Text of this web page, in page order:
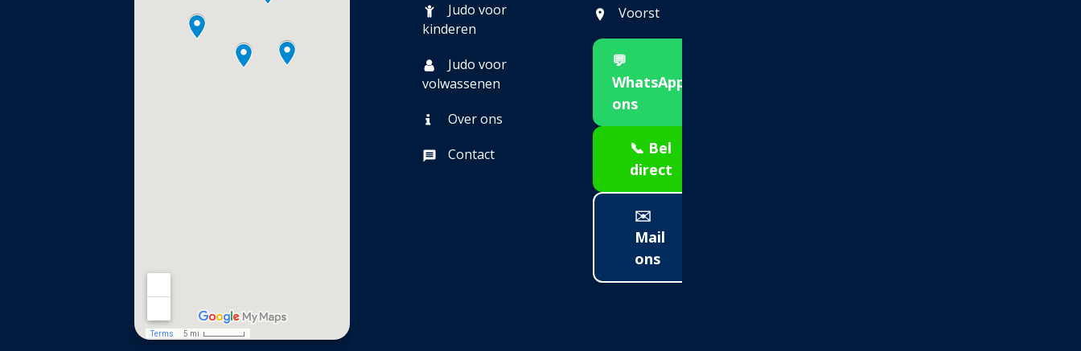
Judo voor
kinderen
Judo voor
volwassenen
Over ons
Contact
Voorst
💬
WhatsApp
ons
📞 Bel
direct
✉️
Mail
ons